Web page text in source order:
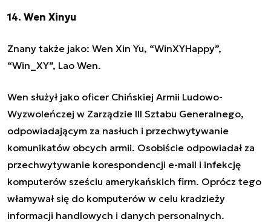
14. Wen Xinyu
Znany także jako: Wen Xin Yu, “WinXYHappy”,
“Win_XY”, Lao Wen.
Wen służył jako oficer Chińskiej Armii Ludowo-
Wyzwoleńczej w Zarządzie III Sztabu Generalnego,
odpowiadającym za nasłuch i przechwytywanie
komunikatów obcych armii. Osobiście odpowiadał za
przechwytywanie korespondencji e-mail i infekcję
komputerów sześciu amerykańskich firm. Oprócz tego
włamywał się do komputerów w celu kradzieży
informacji handlowych i danych personalnych.